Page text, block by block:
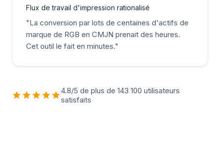
Flux de travail d'impression rationalisé
"La conversion par lots de centaines d'actifs de
marque de RGB en CMJN prenait des heures.
Cet outil le fait en minutes."
4.8/5 de plus de 143 100 utilisateurs
satisfaits